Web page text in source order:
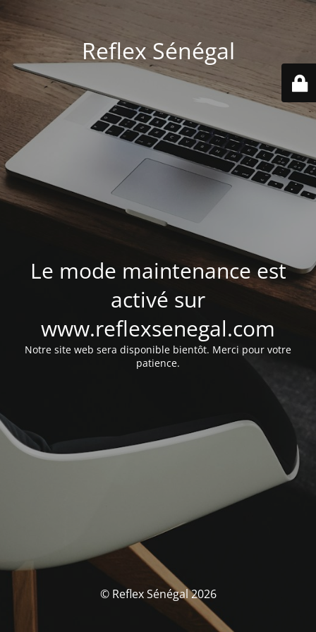
Reflex Sénégal
Le mode maintenance est
activé sur
www.reflexsenegal.com
Notre site web sera disponible bientôt. Merci pour votre
patience.
© Reflex Sénégal 2026